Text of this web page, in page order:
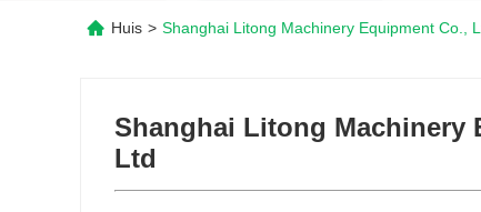
Huis > Shanghai Litong Machinery Equipment Co.,
Shanghai Litong Machinery
Ltd